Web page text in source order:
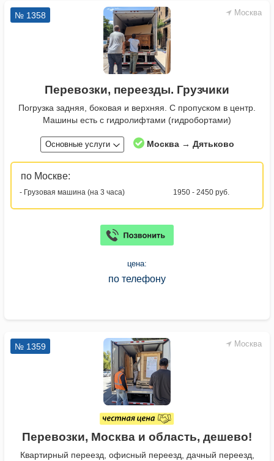
Москва
№ 1358
Перевозки, переезды. Грузчики
Погрузка задняя, боковая и верхняя. С пропуском в центр.
Машины есть с гидролифтами (гидробортами)
Основные услуги Москва → Дятьково
по Москве:
- Грузовая машина (на 3 часа) 1950 - 2450 руб.
цена:
по телефону
Москва
№ 1359
Перевозки, Москва и область, дешево!
Квартирный переезд, офисный переезд, дачный переезд,